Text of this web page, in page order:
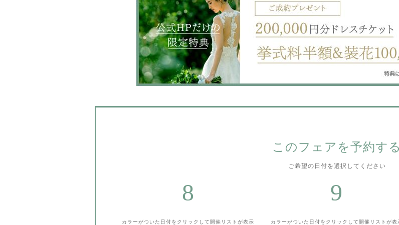
このフェアを予約する
ご希望の日付を選択してください
8
カラーがついた日付をクリックして 開催リストが表示
9
カラーがついた日付をクリックして 開催リストが表